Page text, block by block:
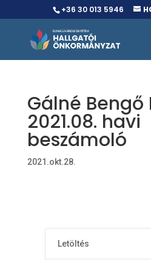
+36 30 013 5946
Gálné Bengő
2021.08. havi
beszámoló
2021.okt.28.
Letöltés